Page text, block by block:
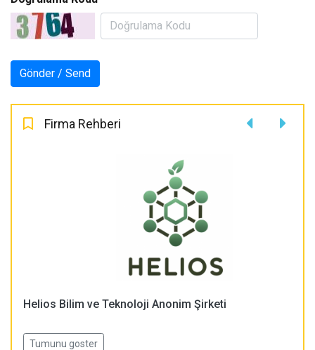
Firma Rehberi
Helios Bilim ve Teknoloji Anonim Şirketi
Tumunu goster